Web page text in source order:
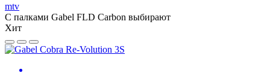
mtv
С палками Gabel FLD Carbon выбирают
Хит